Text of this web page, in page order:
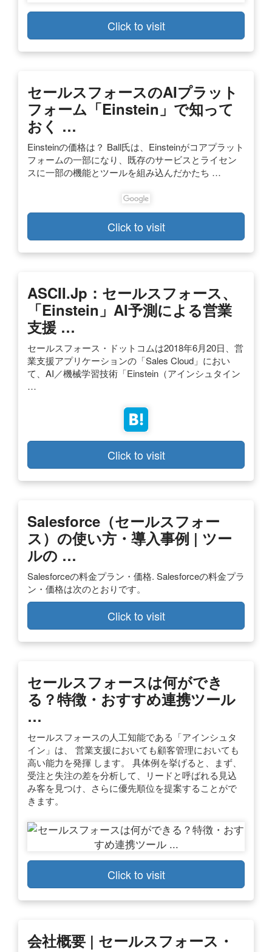
Click to visit
セールスフォースのAIプラット
フォーム「Einstein」で知って
おく …
Einsteinの価格は？ Ball氏は、Einsteinがコアプラット
フォームの一部になり、既存のサービスとライセン
スに一部の機能とツールを組み込んだかたち …
Click to visit
ASCII.jp：セールスフォース、
「Einstein」AI予測による営業
支援 …
セールスフォース・ドットコムは2018年6月20日、営
業支援アプリケーションの「Sales Cloud」におい
て、AI／機械学習技術「Einstein（アインシュタイン
…
Click to visit
Salesforce（セールスフォー
ス）の使い方・導入事例 | ツー
ルの …
Salesforceの料金プラン・価格. Salesforceの料金プラ
ン・価格は次のとおりです。
Click to visit
セールスフォースは何ができ
る？特徴・おすすめ連携ツール
…
セールスフォースの人工知能である「アインシュタ
イン」は、 営業支援においても顧客管理においても
高い能力を発揮 します。 具体例を挙げると、まず、
受注と失注の差を分析して、リードと呼ばれる見込
み客を見つけ、さらに優先順位を提案することがで
きます。
Click to visit
会社概要 | セールスフォース・